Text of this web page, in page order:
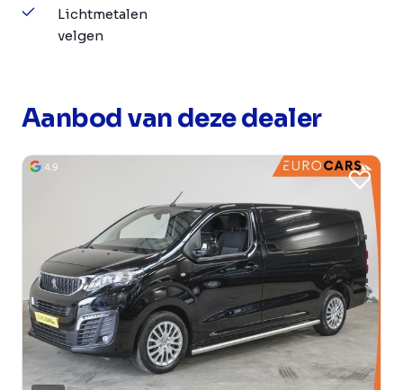
Lichtmetalen
velgen
Aanbod van deze dealer